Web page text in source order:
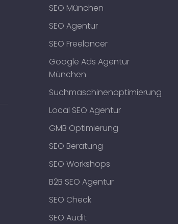
SEO München
SEO Agentur
SEO Freelancer
Google Ads Agentur
München
Suchmaschinenoptimierung
Local SEO Agentur
GMB Optimierung
SEO Beratung
SEO Workshops
B2B SEO Agentur
SEO Check
SEO Audit